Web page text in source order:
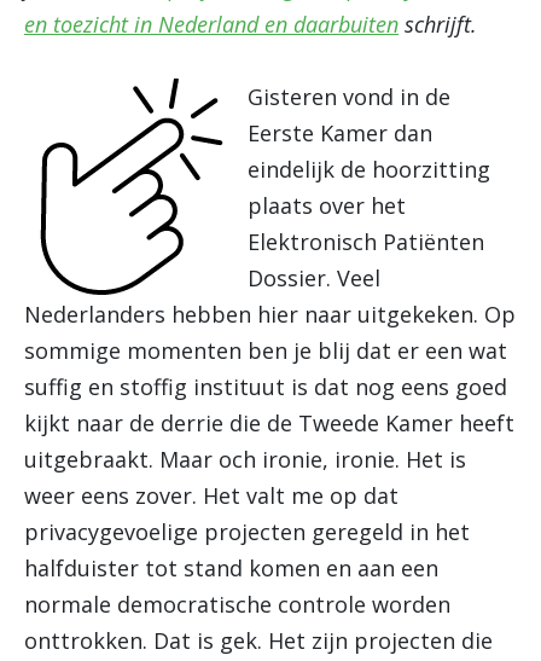
en toezicht in Nederland en daarbuiten schrijft.
Gisteren vond in de
Eerste Kamer dan
eindelijk de hoorzitting
plaats over het
Elektronisch Patiënten
Dossier. Veel
Nederlanders hebben hier naar uitgekeken. Op
sommige momenten ben je blij dat er een wat
suffig en stoffig instituut is dat nog eens goed
kijkt naar de derrie die de Tweede Kamer heeft
uitgebraakt. Maar och ironie, ironie. Het is
weer eens zover. Het valt me op dat
privacygevoelige projecten geregeld in het
halfduister tot stand komen en aan een
normale democratische controle worden
onttrokken. Dat is gek. Het zijn projecten die